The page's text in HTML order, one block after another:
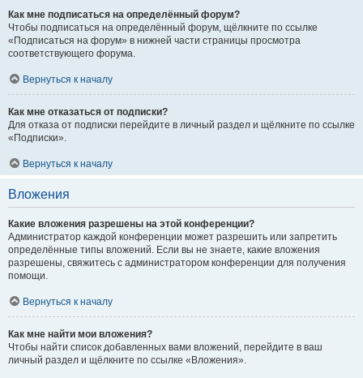
Как мне подписаться на определённый форум?
Чтобы подписаться на определённый форум, щёлкните по ссылке
«Подписаться на форум» в нижней части страницы просмотра
соответствующего форума.
Вернуться к началу
Как мне отказаться от подписки?
Для отказа от подписки перейдите в личный раздел и щёлкните по ссылке
«Подписки».
Вернуться к началу
Вложения
Какие вложения разрешены на этой конференции?
Администратор каждой конференции может разрешить или запретить
определённые типы вложений. Если вы не знаете, какие вложения
разрешены, свяжитесь с администратором конференции для получения
помощи.
Вернуться к началу
Как мне найти мои вложения?
Чтобы найти список добавленных вами вложений, перейдите в ваш
личный раздел и щёлкните по ссылке «Вложения».